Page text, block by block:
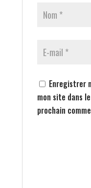
Enregistrer
mon site dans
prochain